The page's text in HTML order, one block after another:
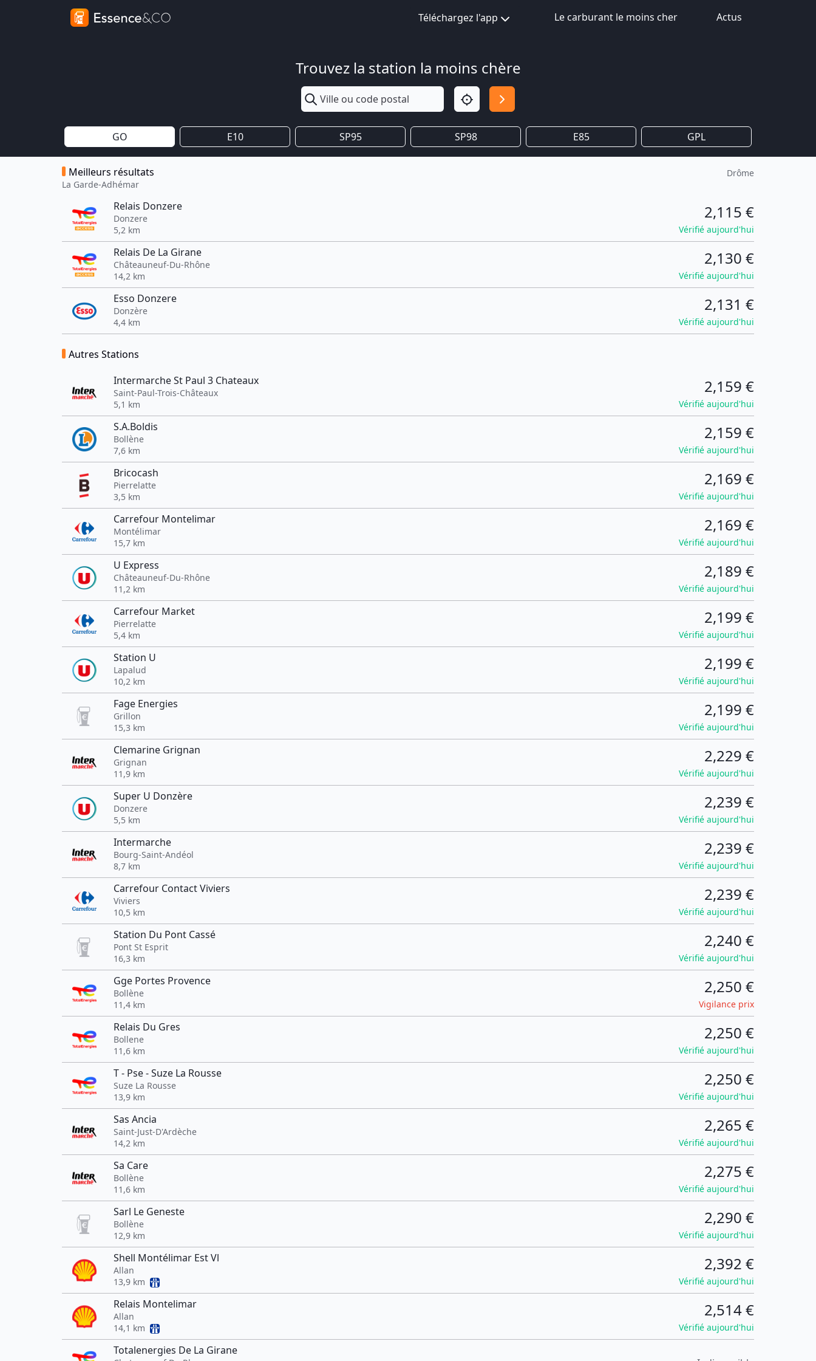
Téléchargez l'app Le carburant le moins cher Actus
Trouvez la station la moins chère
GO E10 SP95 SP98 E85 GPL
Meilleurs résultats
La Garde-Adhémar
Drôme
Relais Donzere
Donzere
5,2 km
2,115 €
Vérifié aujourd'hui
Relais De La Girane
Châteauneuf-Du-Rhône
14,2 km
2,130 €
Vérifié aujourd'hui
Esso Donzere
Donzère
4,4 km
2,131 €
Vérifié aujourd'hui
Autres Stations
Intermarche St Paul 3 Chateaux
Saint-Paul-Trois-Châteaux
5,1 km
2,159 €
Vérifié aujourd'hui
S.A.Boldis
Bollène
7,6 km
2,159 €
Vérifié aujourd'hui
Bricocash
Pierrelatte
3,5 km
2,169 €
Vérifié aujourd'hui
Carrefour Montelimar
Montélimar
15,7 km
2,169 €
Vérifié aujourd'hui
U Express
Châteauneuf-Du-Rhône
11,2 km
2,189 €
Vérifié aujourd'hui
Carrefour Market
Pierrelatte
5,4 km
2,199 €
Vérifié aujourd'hui
Station U
Lapalud
10,2 km
2,199 €
Vérifié aujourd'hui
Fage Energies
Grillon
15,3 km
2,199 €
Vérifié aujourd'hui
Clemarine Grignan
Grignan
11,9 km
2,229 €
Vérifié aujourd'hui
Super U Donzère
Donzere
5,5 km
2,239 €
Vérifié aujourd'hui
Intermarche
Bourg-Saint-Andéol
8,7 km
2,239 €
Vérifié aujourd'hui
Carrefour Contact Viviers
Viviers
10,5 km
2,239 €
Vérifié aujourd'hui
Station Du Pont Cassé
Pont St Esprit
16,3 km
2,240 €
Vérifié aujourd'hui
Gge Portes Provence
Bollène
11,4 km
2,250 €
Vigilance prix
Relais Du Gres
Bollene
11,6 km
2,250 €
Vérifié aujourd'hui
T - Pse - Suze La Rousse
Suze La Rousse
13,9 km
2,250 €
Vérifié aujourd'hui
Sas Ancia
Saint-Just-D'Ardèche
14,2 km
2,265 €
Vérifié aujourd'hui
Sa Care
Bollène
11,6 km
2,275 €
Vérifié aujourd'hui
Sarl Le Geneste
Bollène
12,9 km
2,290 €
Vérifié aujourd'hui
Shell Montélimar Est Vl
Allan
13,9 km
2,392 €
Vérifié aujourd'hui
Relais Montelimar
Allan
14,1 km
2,514 €
Vérifié aujourd'hui
Totalenergies De La Girane